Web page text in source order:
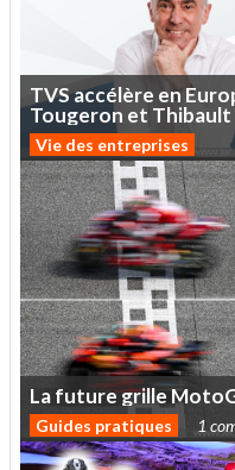
TVSaccélère en
Tougeron et Thibault
Vie des entreprises
Lafuturegrille
Guides pratiques 1